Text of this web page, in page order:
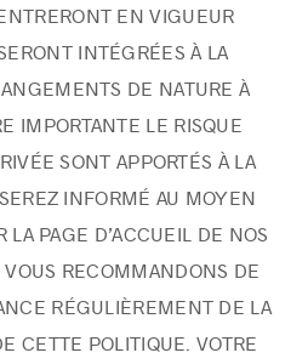
EN VIGUEUR
INTÉGRÉES À LA
DE NATURE À
IMPORTANTE LE RISQUE
SONT APPORTÉS À LA
INFORMÉ AU MOYEN
LA PAGE D’ACCUEIL DE NOS
RECOMMANDONS DE
RÉGULIÈREMENT DE LA
CETTE POLITIQUE. VOTRE